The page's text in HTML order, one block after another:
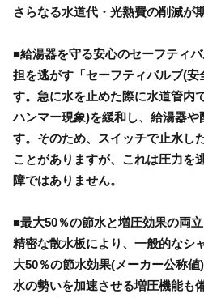
さらなる水道代・光熱費の削減が
■給湯器を守る安心のセーフティ
担を逃がす「セーフティバルブ(安
す。急に水を止めた際に水道管内
ハンマー現象)を緩和し、給湯器
す。そのため、スイッチで止水し
ことがありますが、これは圧力を
障ではありません。
■最大50％の節水と増圧効果の両立
精密な散水板により、一般的なシ
大50％の節水効果(メーカー公称値
水の勢いを加速させる増圧機能も